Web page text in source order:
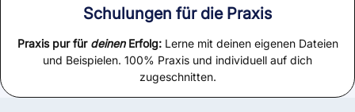
Schulungen für die Praxis
Praxis pur für deinen Erfolg: Lerne mit deinen eigenen Dateien
und Beispielen. 100% Praxis und individuell auf dich
zugeschnitten.